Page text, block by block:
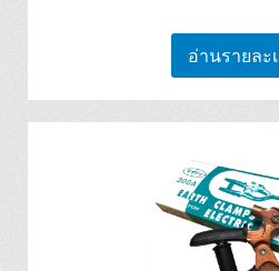
อ่านรายละ